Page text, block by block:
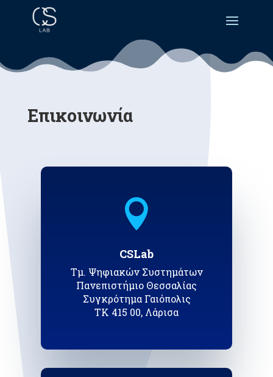
Επικοινωνία

CSLab
Τμ. Ψηφιακών Συστημάτων
Πανεπιστήμιο Θεσσαλίας
Συγκρότημα Γαιόπολις
ΤΚ 415 00, Λάρισα